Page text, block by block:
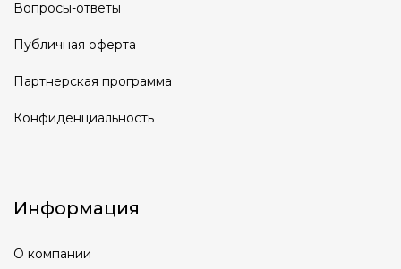
Вопросы-ответы
Публичная оферта
Партнерская программа
Конфиденциальность
Информация
О компании